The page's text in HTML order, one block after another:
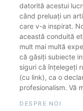
datorită acestui
când preluați un
care v-a inspirat.
această conduită
mult mai multă
că găsiți subiecte
siguri că înțelegeți
(cu link), ca o
profesionalism. Vă
DESPRE NOI